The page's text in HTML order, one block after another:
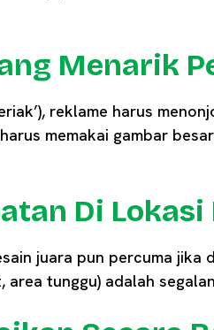
Menarik
reklame harus
memakai gambar
Di
juara pun percuma jika
area tunggu) adalah